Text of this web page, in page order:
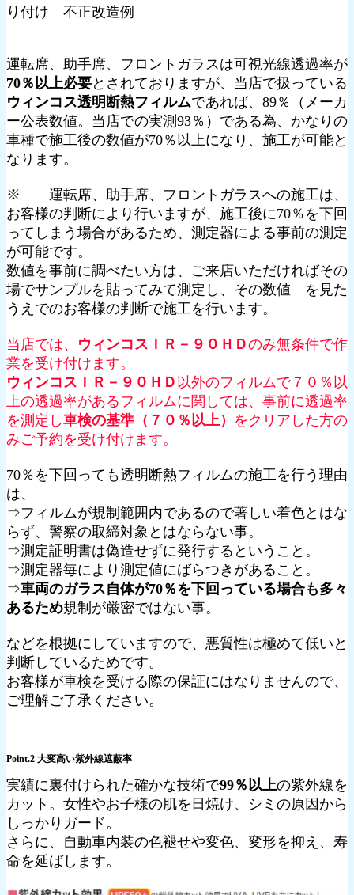
運転席、助手席、フロントガラスは可視光線透過率が
70％以上必要とされておりますが、当店で扱っている
ウィンコス透明断熱フィルムであれば、89％（メーカ
ー公表数値。当店での実測93％）である為、かなりの
車種で施工後の数値が70％以上になり、施工が可能と
なります。
※ 運転席、助手席、フロントガラスへの施工は、
お客様の判断により行いますが、施工後に70％を下回
ってしまう場合があるため、測定器による事前の測定
が可能です。
数値を事前に調べたい方は、ご来店いただければその
場でサンプルを貼ってみて測定し、その数値 を見た
うえでのお客様の判断で施工を行います。
当店では、 ウィンコスＩＲ－９０ＨＤのみ無条件で作
業を受け付けます。
ウィンコスＩＲ－９０ＨＤ 以外のフィルムで７０％以
上の透過率があるフィルムに関しては、事前に透過率
を測定し車検の基準（７０％以上） をクリアした方の
みご予約を受け付けます。
70％を下回っても透明断熱フィルムの施工を行う理由
は、
⇒フィルムが規制範囲内であるので著しい着色とはな
らず、警察の取締対象とはならない事。
⇒測定証明書は偽造せずに発行するということ。
⇒測定器毎により測定値にばらつきがあること。
⇒車両のガラス自体が70％を下回っている場合も多々
あるため規制が厳密ではない事。
などを根拠にしていますので、悪質性は極めて低いと
判断しているためです。
お客様が車検を受ける際の保証にはなりませんので、
ご理解ご了承ください。
Point.2 大変高い紫外線遮蔽率
実績に裏付けられた確かな技術で99％以上の紫外線を
カット。女性やお子様の肌を日焼け、シミの原因から
しっかりガード。
さらに、自動車内装の色褪せや変色、変形を抑え、寿
命を延ばします。